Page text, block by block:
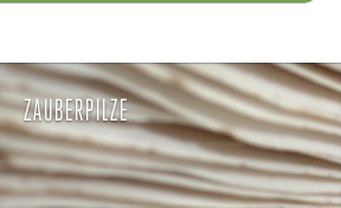
ZAUBERPILZE